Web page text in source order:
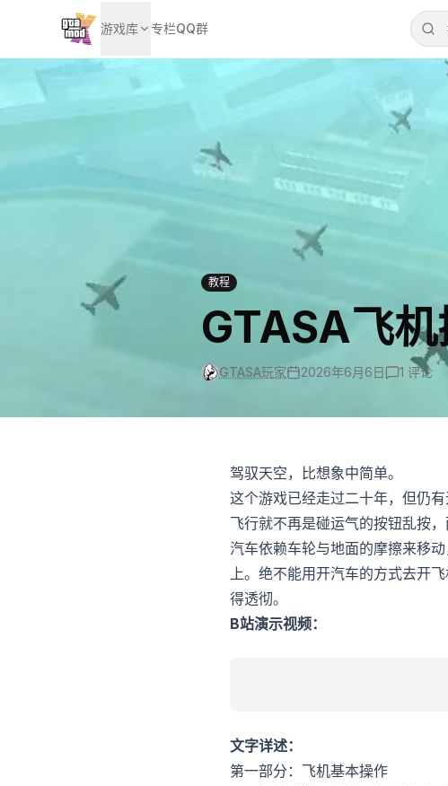
游戏库 专栏QQ群
教程
GTASA飞
GTASA玩家 2026年6月6日 1 评论
驾驭天空，比想象中简单。
这个游戏已经走过二十年，但仍
飞行就不再是碰运气的按钮乱按
汽车依赖车轮与地面的摩擦来移
上。绝不能用开汽车的方式去开
得透彻。
B站演示视频：
文字详述：
第一部分：飞机基本操作